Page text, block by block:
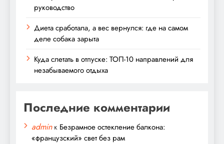
руководство
Диета сработала, а вес вернулся: где на самом
деле собака зарыта
Куда слетать в отпуске: ТОП-10 направлений для
незабываемого отдыха
Последние комментарии
adminк Безрамное остекление балкона:
«французский» свет без рам